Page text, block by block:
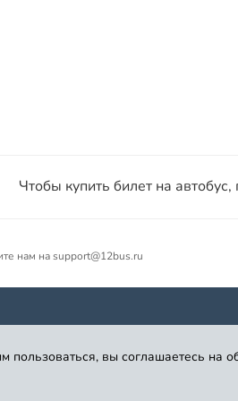
Чтобы купить билет на
нам на support@12bus.ru
вы соглашаетесь на